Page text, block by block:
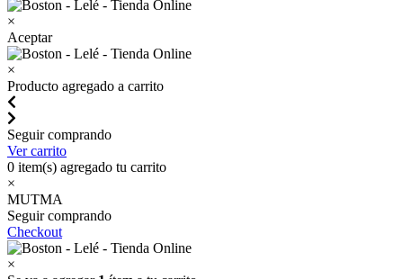
×
Aceptar
×
Producto agregado a carrito
Seguir comprando
Ver carrito
0 item(s) agregado tu carrito
×
MUTMA
Seguir comprando
Checkout
×